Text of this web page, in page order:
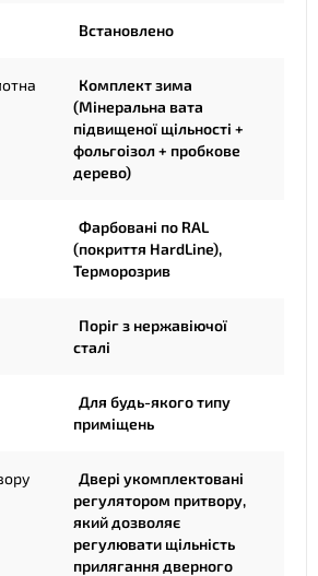
Встановлено
Комплект зима
(Мінеральна вата
підвищеної щільності +
фольгоізол + пробкове
дерево)
Фарбовані по RAL
(покриття HardLine),
Терморозрив
Поріг з нержавіючої
сталі
Для будь-якого типу
приміщень
Двері укомплектовані
регулятором притвору,
який дозволяє
регулювати щільність
прилягання дверного